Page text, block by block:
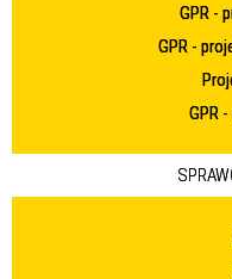
GPR -
GPR -
GPR